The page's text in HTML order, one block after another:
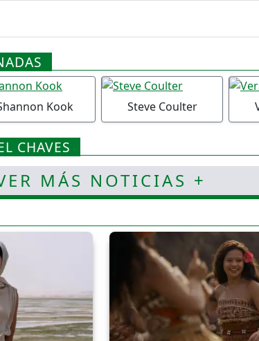
Kook Steve Coulter
CHAVES
MÁS NOTICIAS +